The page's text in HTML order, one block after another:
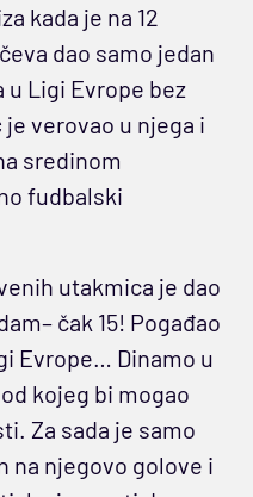
kada je na 12
dao samo jedan
u Ligi Evrope bez
je verovao u njega i
sredinom
fudbalski
utakmica je dao
čak 15! Pogađao
Evrope… Dinamo u
kojeg bi mogao
Za sada je samo
na njegovo golove i